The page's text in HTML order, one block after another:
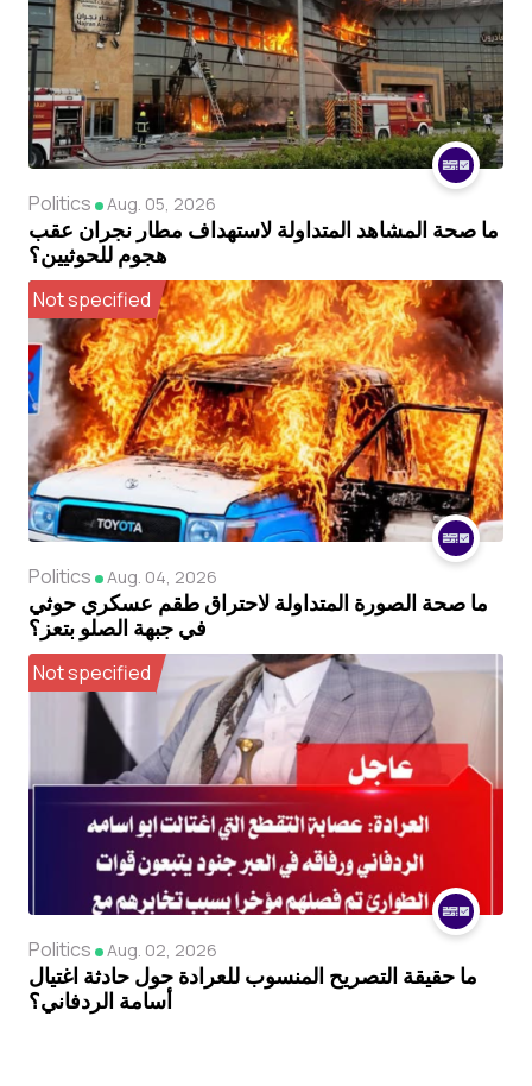
Politics Aug. 05, 2026
ما صحة المشاهد المتداولة لاستهداف مطار نجران عقب
هجوم للحوثيين؟
Not specified
Politics Aug. 04, 2026
ما صحة الصورة المتداولة لاحتراق طقم عسكري حوثي
في جبهة الصلو بتعز؟
Not specified
Politics Aug. 02, 2026
ما حقيقة التصريح المنسوب للعرادة حول حادثة اغتيال
أسامة الردفاني؟